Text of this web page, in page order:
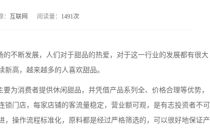
： 互联网 阅读量： 1491次
断发展，人们对于甜品的热爱，对于这一行业的发展都有很大
高，越来越多的人喜欢甜品。
消费者提供休闲甜品，并凭借产品系列全、价格合理等优势，
门店，每家店铺的客流量稳定，营业额可观，是有志投资者不可
操作流程标准化，原料都是经过严格筛选的，可以很好地保证产